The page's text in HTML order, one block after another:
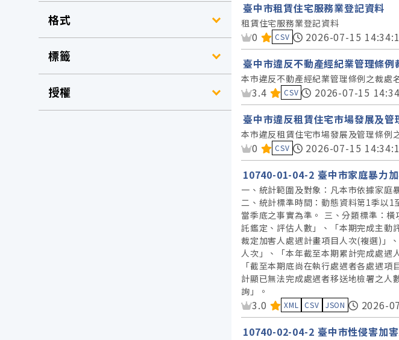
格式
標籤
授權
臺中市租賃住宅服務業登記資料
租賃住宅服務業登記資料
資料集評分：
0 CSV
2026-07-15
臺中市違反不動產經紀業管理條例
本市違反不動產經紀業管理條例之裁處
資料集評分：
3.4 CSV
2026-07-15
臺中市違反租賃住宅市場發展及管
本市違反租賃住宅市場發展及管理條例
資料集評分：
0 CSV
2026-07-15
10740-01-04-2 臺中市家庭暴力
一、統計範圍及對象：凡本市依據家庭
二、統計標準時間：動態資料第1季以
當季底之事實為準。 三、分類標準：
託鑑定、評估人數」、「本期完成主動
裁定加害人處遇計畫項目人次(複選)」
人次」、「本年截至本期累計完成處遇
「截至本期底尚在執行處遇者各處遇
計顯已無法完成處遇者移送地檢署之人
詢」。
資料集評分：
3.0 XML CSV JSON
2026-
10740-02-04-2 臺中市性侵害加